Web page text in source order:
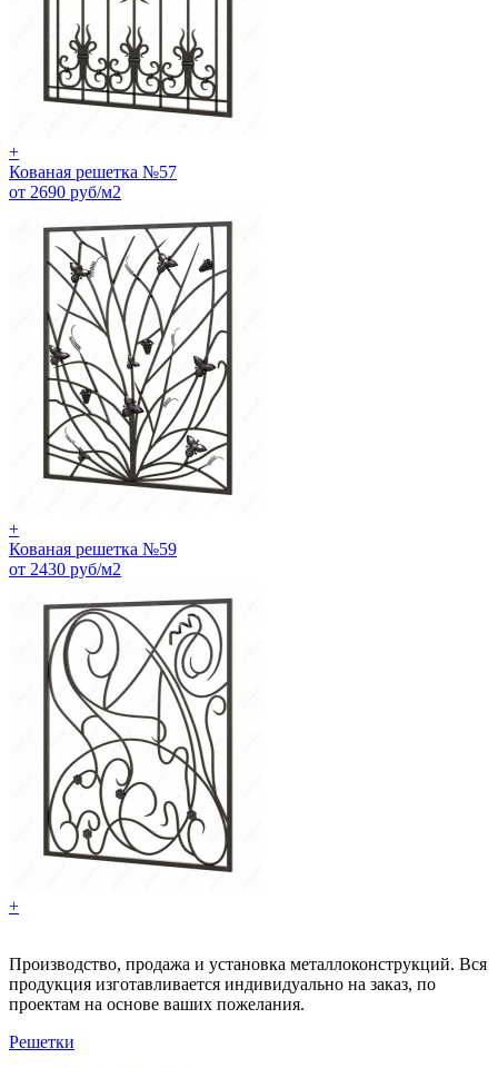
+
Кованая решетка №57
от 2690 руб/м2
+
Кованая решетка №59
от 2430 руб/м2
+
Производство, продажа и установка металлоконструкций. Вся
продукция изготавливается индивидуально на заказ, по
проектам на основе ваших пожелания.
Решетки